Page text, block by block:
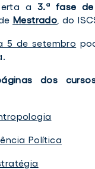
a 3.ª fase
Mestrado , do
5 de setembro
dos
Política